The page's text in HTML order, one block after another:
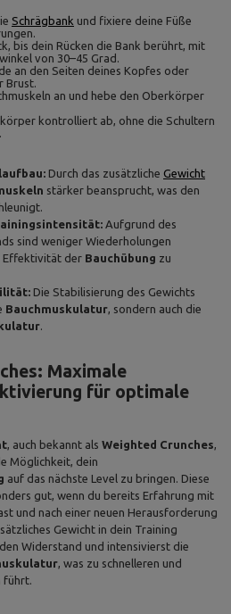
Schrägbank und fixiere deine Füße
bis dein Rücken die Bank berührt, mit
von 30–45 Grad.
an den Seiten deines Kopfes oder
Brust.
an und hebe den Oberkörper
kontrolliert ab, ohne die Schultern
Durch das zusätzliche Gewicht
stärker beansprucht, was den
Aufgrund des
sind weniger Wiederholungen
Effektivität der Bauchübung zu
Die Stabilisierung des Gewichts
Bauchmuskulatur , sondern auch die
Maximale
für optimale
, auch bekannt als Weighted Crunches
Möglichkeit, dein
auf das nächste Level zu bringen. Diese
gut, wenn du bereits Erfahrung mit
und nach einer neuen Herausforderung
Gewicht in dein Training
Widerstand und intensivierst die
, was zu schnelleren und
führt.